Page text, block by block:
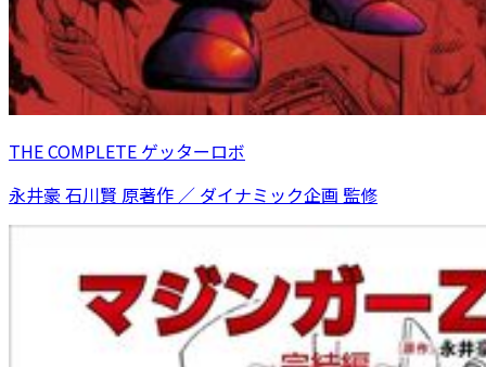
THE COMPLETE ゲッターロボ
永井豪 石川賢 原著作 ／ ダイナミック企画 監修